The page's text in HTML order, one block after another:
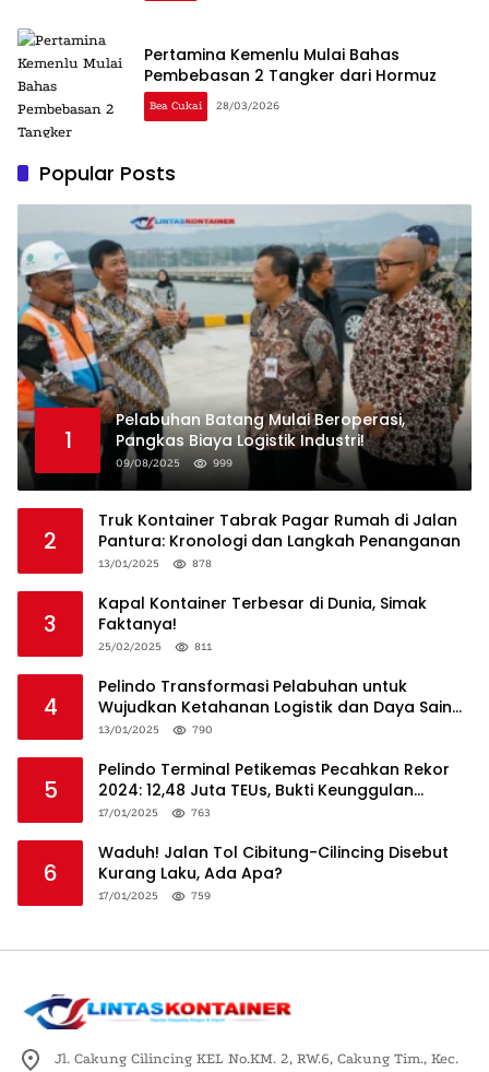
Pertamina Kemenlu Mulai Bahas
Pembebasan 2 Tangker dari Hormuz
Bea Cukai 28/03/2026
Popular Posts
1
Pelabuhan Batang Mulai Beroperasi,
Pangkas Biaya Logistik Industri!
09/08/2025 999
2
Truk Kontainer Tabrak Pagar Rumah di Jalan
Pantura: Kronologi dan Langkah Penanganan
13/01/2025 878
3
Kapal Kontainer Terbesar di Dunia, Simak
Faktanya!
25/02/2025 811
4
Pelindo Transformasi Pelabuhan untuk
Wujudkan Ketahanan Logistik dan Daya Saing
Global
13/01/2025 790
5
Pelindo Terminal Petikemas Pecahkan Rekor
2024: 12,48 Juta TEUs, Bukti Keunggulan
Logistik Nasional
17/01/2025 763
6
Waduh! Jalan Tol Cibitung-Cilincing Disebut
Kurang Laku, Ada Apa?
17/01/2025 759
Jl. Cakung Cilincing KEL No.KM. 2, RW.6, Cakung Tim., Kec.